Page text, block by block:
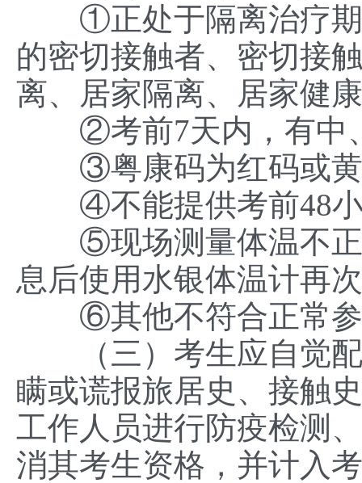
①正处于隔离治疗期
的密切接触者、密切接
离、居家隔离、居家健
②考前7天内，有中、
③粤康码为红码或黄
④不能提供考前48小
⑤现场测量体温不正
息后使用水银体温计再
⑥其他不符合正常参
（三）考生应自觉配
瞒或谎报旅居史、接触
工作人员进行防疫检测
消其考生资格，并计入